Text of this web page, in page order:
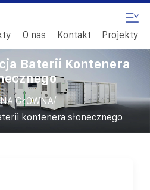
O nas Kontakt Projekty
Baterii Kontenera
GŁÓWNA/
kontenera słonecznego